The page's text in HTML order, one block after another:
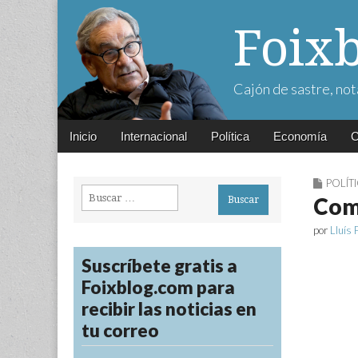
Cajón de sastre,
Main
Skip
Inicio Internacional Política Economía
por Lluís
Buscar:
Suscríbete gratis a
Foixblog.com para
recibir las noticias en
tu correo